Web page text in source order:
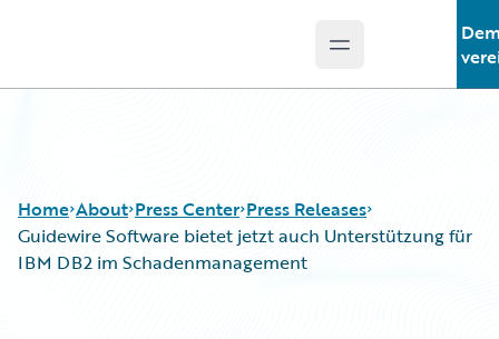
Open main menu
Home About Press Center Press Releases
Guidewire Software bietet jetzt auch Unterstützung für
IBM DB2 im Schadenmanagement